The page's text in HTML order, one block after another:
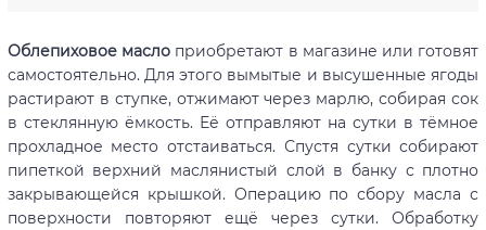
Облепиховое маслоприобретают в магазине или готовят
самостоятельно. Для этого вымытые и высушенные ягоды
растирают в ступке, отжимают через марлю, собирая сок
в стеклянную ёмкость. Её отправляют на сутки в тёмное
прохладное место отстаиваться. Спустя сутки собирают
пипеткой верхний маслянистый слой в банку с плотно
закрывающейся крышкой. Операцию по сбору масла с
поверхности повторяют ещё через сутки. Обработку